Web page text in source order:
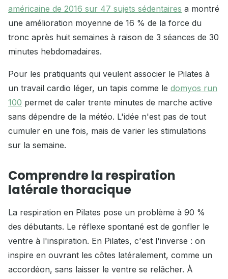
américaine de 2016 sur 47 sujets sédentaires a montré
une amélioration moyenne de 16 % de la force du
tronc après huit semaines à raison de 3 séances de 30
minutes hebdomadaires.
Pour les pratiquants qui veulent associer le Pilates à
un travail cardio léger, un tapis comme le domyos run
100 permet de caler trente minutes de marche active
sans dépendre de la météo. L'idée n'est pas de tout
cumuler en une fois, mais de varier les stimulations
sur la semaine.
Comprendre la respiration
latérale thoracique
La respiration en Pilates pose un problème à 90 %
des débutants. Le réflexe spontané est de gonfler le
ventre à l'inspiration. En Pilates, c'est l'inverse : on
inspire en ouvrant les côtes latéralement, comme un
accordéon, sans laisser le ventre se relâcher. À